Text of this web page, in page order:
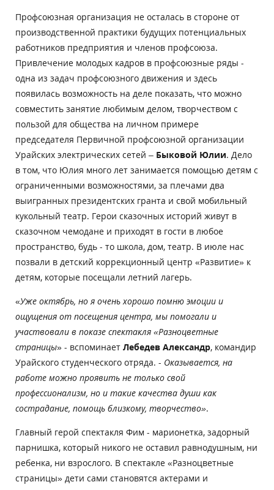
Профсоюзная организация не осталась в стороне от
производственной практики будущих потенциальных
работников предприятия и членов профсоюза.
Привлечение молодых кадров в профсоюзные ряды -
одна из задач профсоюзного движения и здесь
появилась возможность на деле показать, что можно
совместить занятие любимым делом, творчеством с
пользой для общества на личном примере
председателя Первичной профсоюзной организации
Урайских электрических сетей – Быковой Юлии. Дело
в том, что Юлия много лет занимается помощью детям с
ограниченными возможностями, за плечами два
выигранных президентских гранта и свой мобильный
кукольный театр. Герои сказочных историй живут в
сказочном чемодане и приходят в гости в любое
пространство, будь - то школа, дом, театр. В июле нас
позвали в детский коррекционный центр «Развитие» к
детям, которые посещали летний лагерь.
«Уже октябрь, но я очень хорошо помню эмоции и
ощущения от посещения центра, мы помогали и
участвовали в показе спектакля «Разноцветные
страницы» - вспоминает Лебедев Александр, командир
Урайского студенческого отряда. - Оказывается, на
работе можно проявить не только свой
профессионализм, но и такие качества души как
сострадание, помощь близкому, творчество».
Главный герой спектакля Фим - марионетка, задорный
парнишка, который никого не оставил равнодушным, ни
ребенка, ни взрослого. В спектакле «Разноцветные
страницы» дети сами становятся актерами и